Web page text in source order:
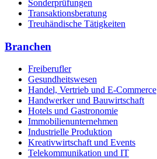
Sonderprüfungen
Transaktionsberatung
Treuhändische Tätigkeiten
Branchen
Freiberufler
Gesundheitswesen
Handel, Vertrieb und E-Commerce
Handwerker und Bauwirtschaft
Hotels und Gastronomie
Immobilienunternehmen
Industrielle Produktion
Kreativwirtschaft und Events
Telekommunikation und IT